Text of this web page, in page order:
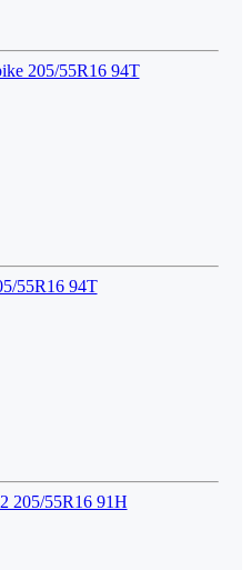
205/55R16 94T
55R16 94T
205/55R16 91H